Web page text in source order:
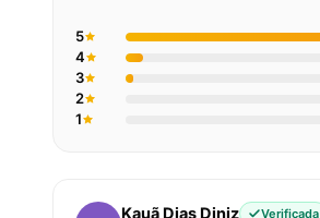
5
4
3
2
1
Kauã Dias Diniz Verificada